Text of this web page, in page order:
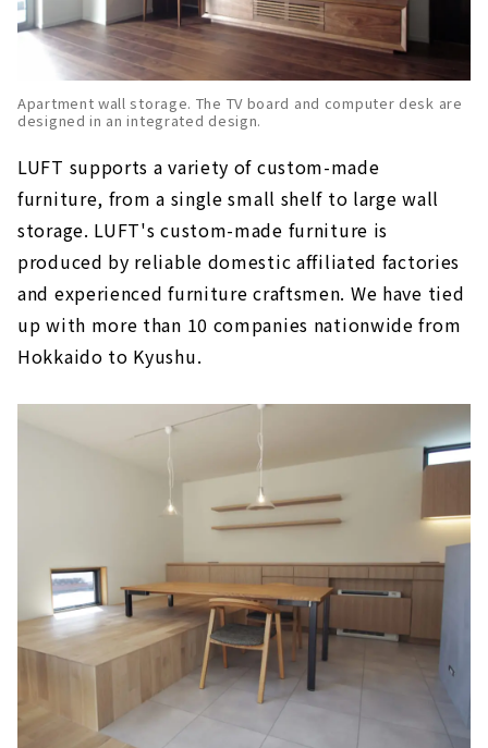
Apartment wall storage. The TV board and computer desk are
designed in an integrated design.
LUFT supports a variety of custom-made
furniture, from a single small shelf to large wall
storage. LUFT's custom-made furniture is
produced by reliable domestic affiliated factories
and experienced furniture craftsmen. We have tied
up with more than 10 companies nationwide from
Hokkaido to Kyushu.